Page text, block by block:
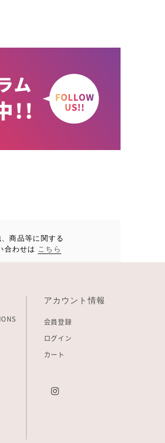
商品等に関する
合わせは こちら
アカウント情報
会員登録
ログイン
カート